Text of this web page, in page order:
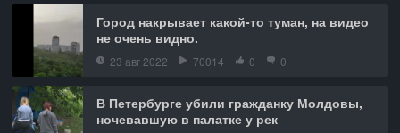
Город накрывает какой-то туман, на видео
не очень видно.
23 авг 2022 70014 0 0
В Петербурге убили гражданку Молдовы,
ночевавшую в палатке у рек